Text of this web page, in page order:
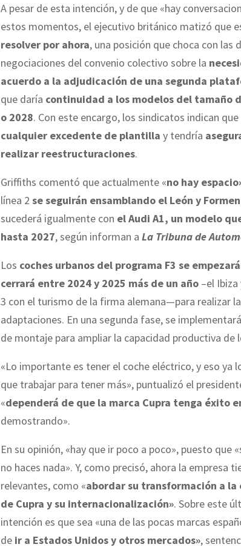
A pesar de esta intención, y de que «hay
estos momentos, el ejecutivo británico matizó que
resolver por ahora, una posición que choca con las
negociaciones del convenio colectivo sobre la
acuerdo a la adjudicación de una segunda
que daría continuidad a los modelos del tamaño
o 2028. Con este encargo, los sindicatos indican
cualquier excedente de plantilla y tendría
realizar reestructuraciones.
Griffiths comentó que actualmente «no hay
línea 2 se seguirán ensamblando el León y
sucederá igualmente con el Audi A1, un modelo
hasta 2027, según informan a La Tribuna de
Los coches urbanos del programa F3 se
cerrará entre 2024 y 2025 más de un año –el
3 con el turismo de la firma alemana—para realizar
adaptaciones. En una segunda fase, se
de montaje para ampliar la capacidad productiva de
«Lo importante es tener el coche eléctrico, y eso ya
que trabajar para tener más», puntualizó el
«dependerá de que la marca Cupra tenga éxito
demostrando».
En su opinión, «hay que ir poco a poco», puesto
no haces nada». Y, como precisó, ahora la empresa
relevantes, como «abordar su transformación a
de Cupra y su internacionalización». Sobre este
intención es que sea «una de las pocas marcas
de ir a Estados Unidos y otros mercados»,